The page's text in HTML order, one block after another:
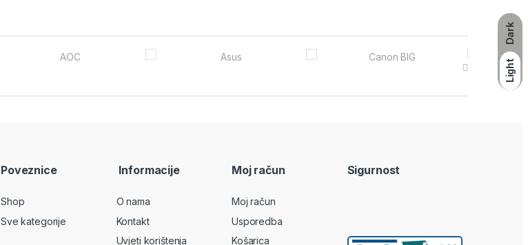
Dark
Light
Poveznice
Shop
Sve kategorije
Informacije
O nama
Kontakt
Uvjeti korištenja
Moj račun
Moj račun
Usporedba
Košarica
Sigurnost